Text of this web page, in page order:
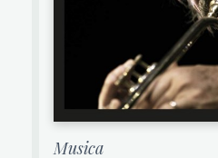
Musica